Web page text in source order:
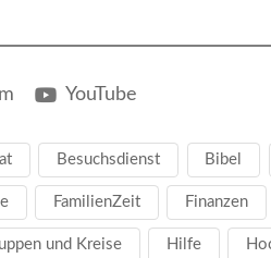
YouTube
Besuchsdienst Bibel
FamilienZeit Finanzen
und Kreise Hilfe